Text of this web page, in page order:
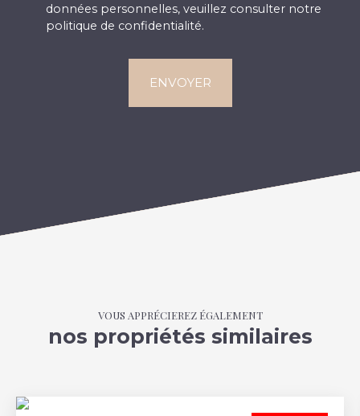
données personnelles, veuillez consulter notre
politique de confidentialité.
ENVOYER
VOUS APPRÉCIEREZ ÉGALEMENT
nos propriétés similaires